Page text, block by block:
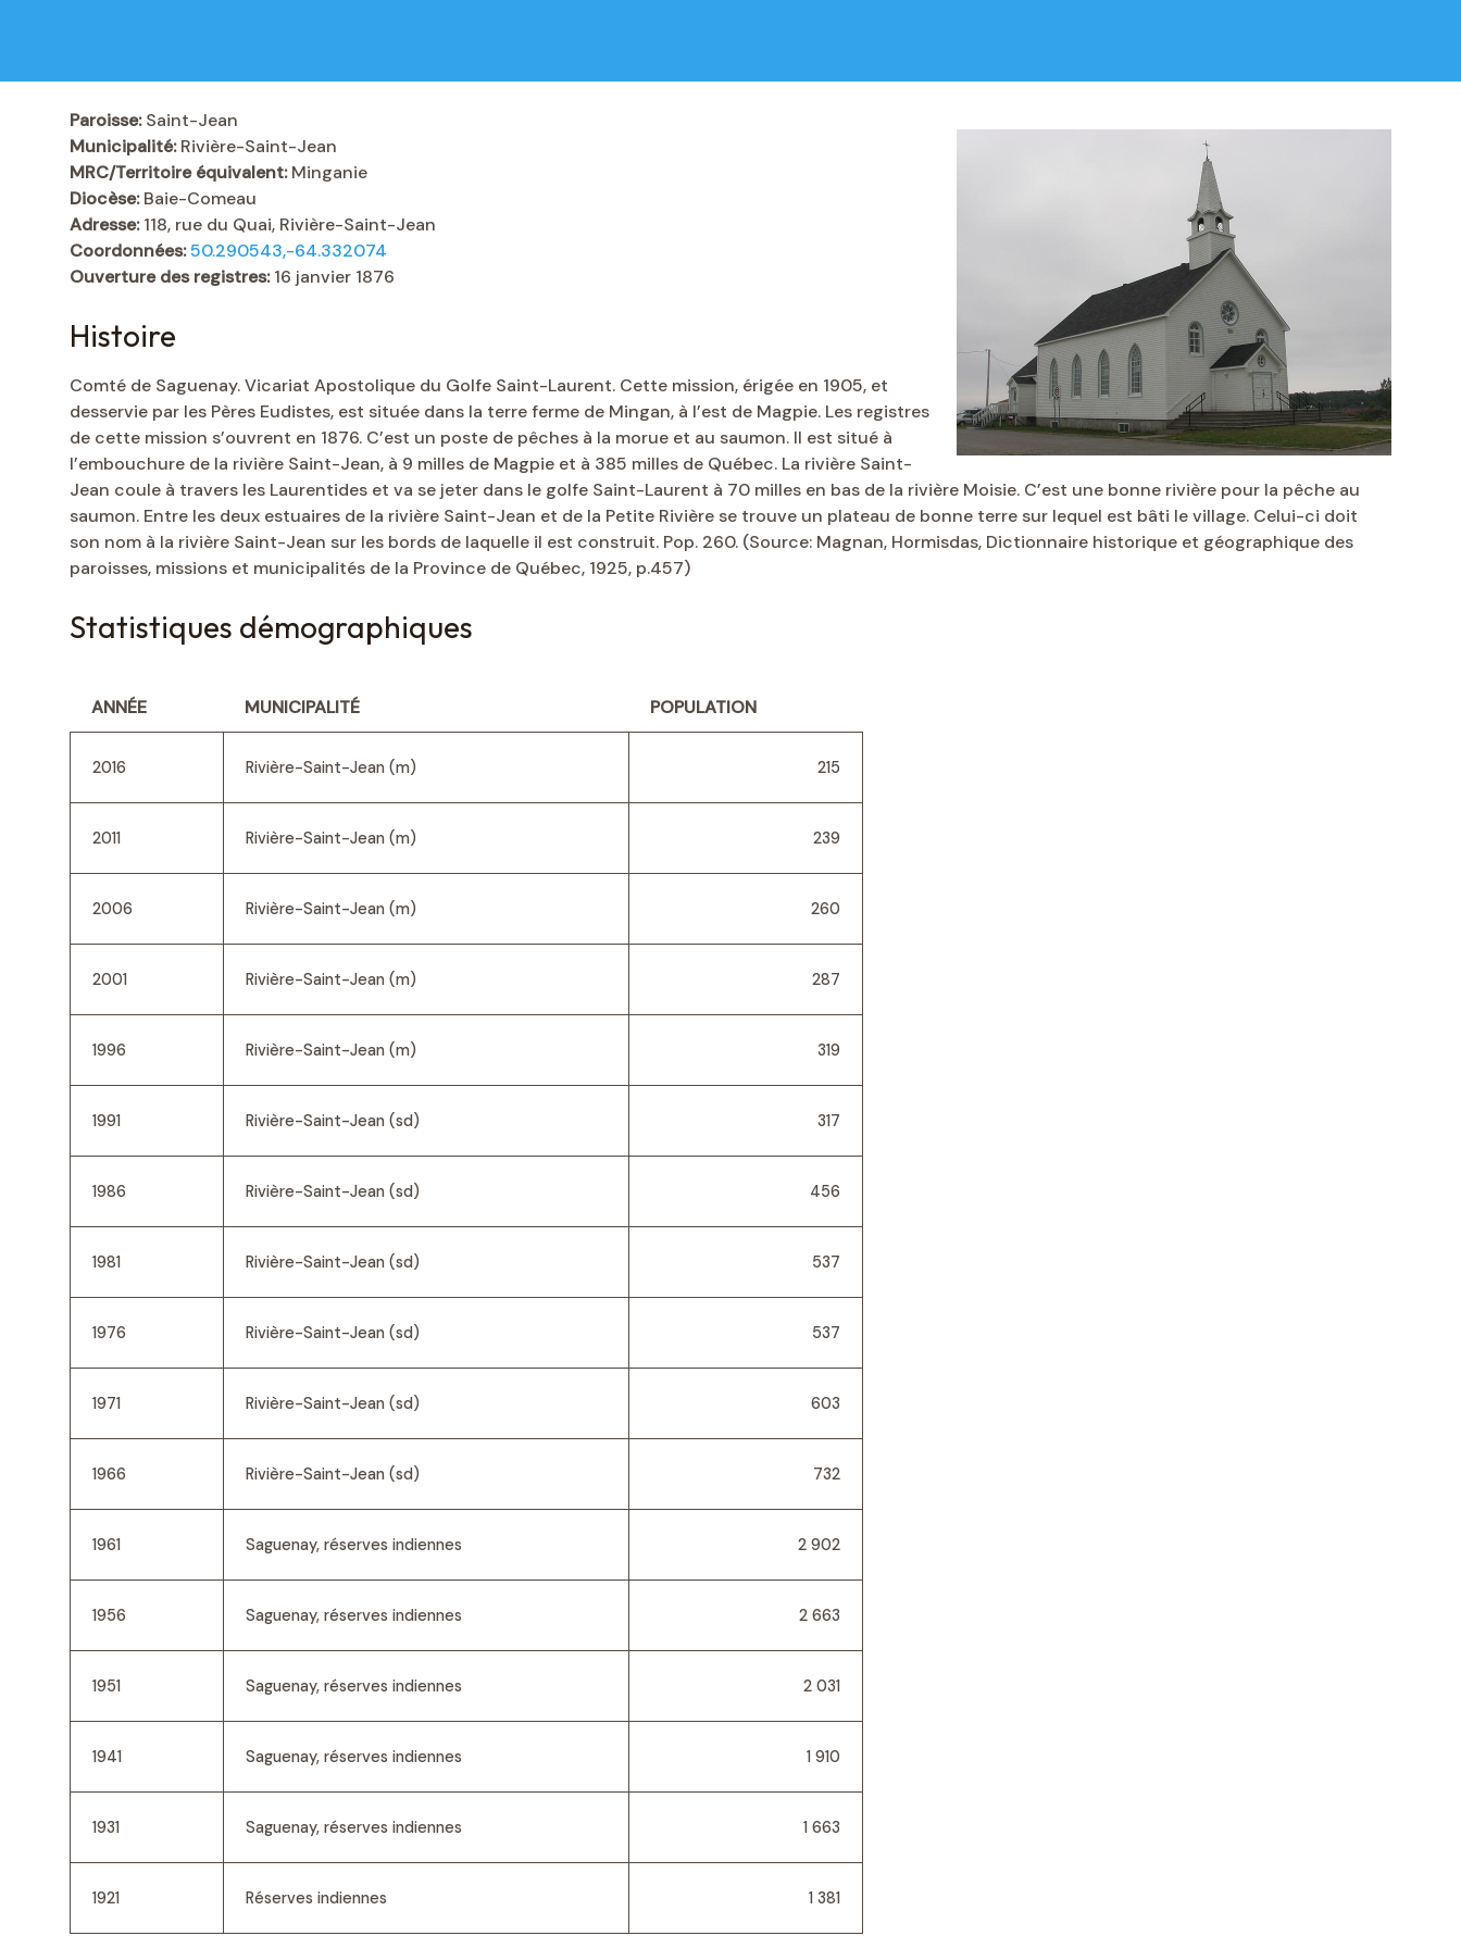
Paroisse:Saint-Jean
Municipalité:Rivière-Saint-Jean
MRC/Territoire équivalent:Minganie
Diocèse:Baie-Comeau
Adresse:118, rue du Quai, Rivière-Saint-Jean
Coordonnées:50.290543,-64.332074
Ouverture des registres:16 janvier 1876
Histoire
Comté de Saguenay. Vicariat Apostolique du Golfe Saint-Laurent. Cette mission, érigée en 1905, et
desservie par les Pères Eudistes, est située dans la terre ferme de Mingan, à l’est de Magpie. Les registres
de cette mission s’ouvrent en 1876. C’est un poste de pêches à la morue et au saumon. Il est situé à
l’embouchure de la rivière Saint-Jean, à 9 milles de Magpie et à 385 milles de Québec. La rivière Saint-
Jean coule à travers les Laurentides et va se jeter dans le golfe Saint-Laurent à 70 milles en bas de la rivière Moisie. C’est une bonne rivière pour la pêche au
saumon. Entre les deux estuaires de la rivière Saint-Jean et de la Petite Rivière se trouve un plateau de bonne terre sur lequel est bâti le village. Celui-ci doit
son nom à la rivière Saint-Jean sur les bords de laquelle il est construit. Pop. 260. (Source: Magnan, Hormisdas, Dictionnaire historique et géographique des
paroisses, missions et municipalités de la Province de Québec, 1925, p.457)
Statistiques démographiques
ANNÉE MUNICIPALITÉ POPULATION
2016 Rivière-Saint-Jean (m) 215
2011 Rivière-Saint-Jean (m) 239
2006 Rivière-Saint-Jean (m) 260
2001 Rivière-Saint-Jean (m) 287
1996 Rivière-Saint-Jean (m) 319
1991 Rivière-Saint-Jean (sd) 317
1986 Rivière-Saint-Jean (sd) 456
1981 Rivière-Saint-Jean (sd) 537
1976 Rivière-Saint-Jean (sd) 537
1971 Rivière-Saint-Jean (sd) 603
1966 Rivière-Saint-Jean (sd) 732
1961 Saguenay, réserves indiennes 2 902
1956 Saguenay, réserves indiennes 2 663
1951 Saguenay, réserves indiennes 2 031
1941 Saguenay, réserves indiennes 1 910
1931 Saguenay, réserves indiennes 1 663
1921 Réserves indiennes 1 381